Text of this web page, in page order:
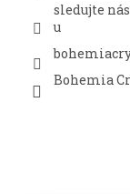
sledujte
u
Bohemia